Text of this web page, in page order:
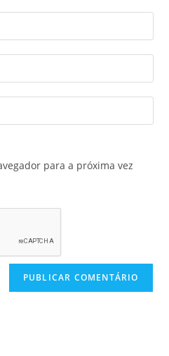
para a próxima vez